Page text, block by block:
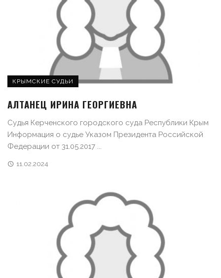
КРЫМСКИЕ СУДЬИ
АЛТАНЕЦ ИРИНА ГЕОРГИЕВНА
Судья Керченского городского суда Республики Крым
Информация о судье Указом Президента Российской
Федерации от 31.05.2017 ...
11.02.2024